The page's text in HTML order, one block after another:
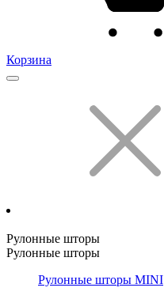
Корзина
Рулонные шторы
Рулонные шторы
Рулонные шторы MINI